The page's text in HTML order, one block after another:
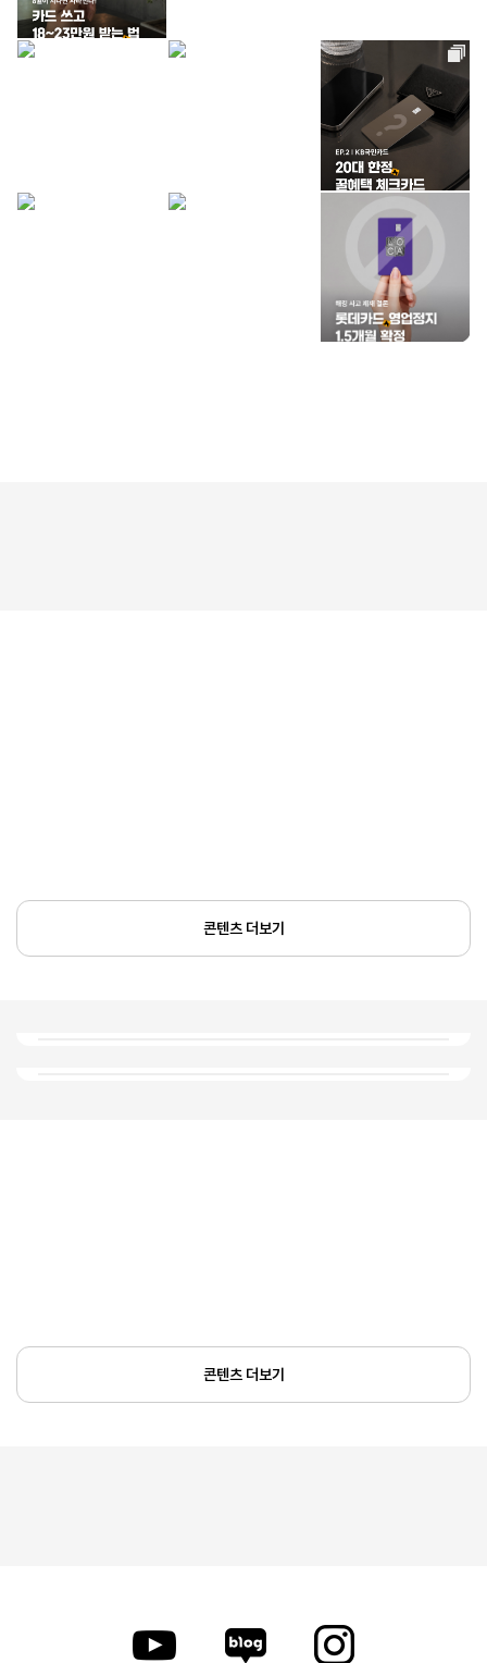
콘텐츠 더보기
콘텐츠 더보기